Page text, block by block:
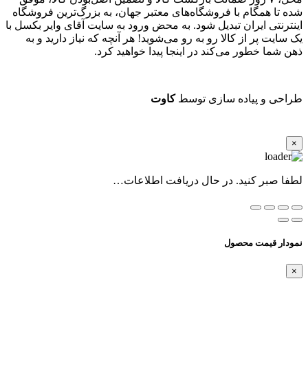
شده تا همگام با فروشگاه‌های معتبر جهان، به بزرگ‌ترین فروشگاه
اینترنتی ایران تبدیل شود. به محض ورود به سایت آقای وایر بکسل با
یک سایت پر از کالا رو به رو می‌شوید! هر آنچه که نیاز دارید و به
ذهن شما خطور می‌کند در اینجا پیدا خواهید کرد.
طراحی و پیاده سازی توسطکاوت
×
لطفا صبر کنید. در حال دریافت اطلاعات…
نمودار قیمت محصول
×